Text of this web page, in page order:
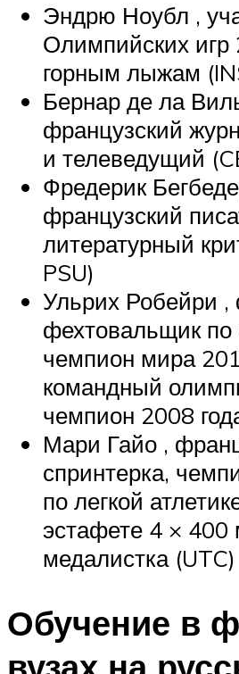
Эндрю Ноубл ,
Олимпийских игр
горным лыжам
Бернар де ла
французский
и телеведущий
Фредерик
французский
литературный
PSU)
Ульрих Робейри ,
фехтовальщик по
чемпион мира
командный
чемпион 2008
Мари Гайо ,
спринтерка,
по легкой
эстафете 4 × 400
медалистка (UTC)
Обучение в